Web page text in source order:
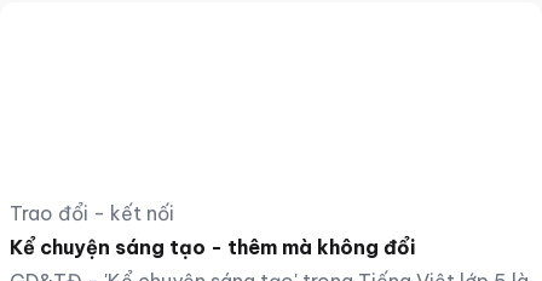
Trao đổi - kết nối
Kể chuyện sáng tạo - thêm mà không đổi